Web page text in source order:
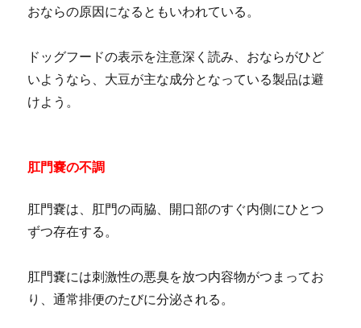
おならの原因になるともいわれている。
ドッグフードの表示を注意深く読み、おならがひど
いようなら、大豆が主な成分となっている製品は避
けよう。
肛門嚢の不調
肛門嚢は、肛門の両脇、開口部のすぐ内側にひとつ
ずつ存在する。
肛門嚢には刺激性の悪臭を放つ内容物がつまってお
り、通常排便のたびに分泌される。